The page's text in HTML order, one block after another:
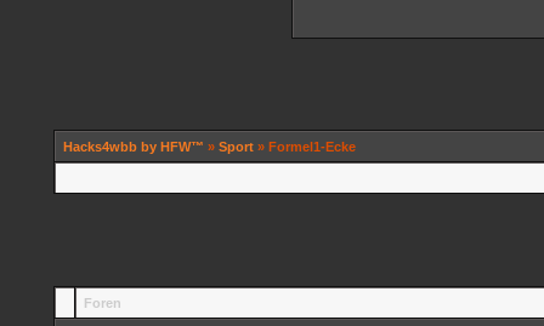
Hacks4wbb by HFW™ » Sport » Formel1-Ecke
Foren